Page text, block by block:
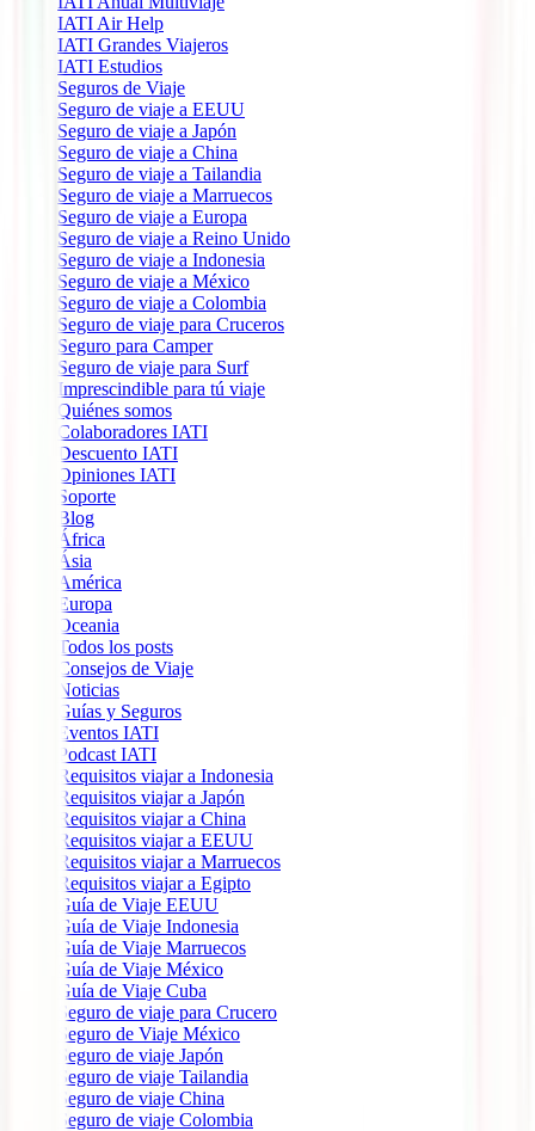
IATI Air Help
IATI Grandes Viajeros
IATI Estudios
Seguros de Viaje
Seguro de viaje a EEUU
Seguro de viaje a Japón
Seguro de viaje a China
Seguro de viaje a Tailandia
Seguro de viaje a Marruecos
Seguro de viaje a Europa
Seguro de viaje a Reino Unido
Seguro de viaje a Indonesia
Seguro de viaje a México
Seguro de viaje a Colombia
Seguro de viaje para Cruceros
Seguro para Camper
Seguro de viaje para Surf
Imprescindible para tú viaje
Quiénes somos
Colaboradores IATI
Descuento IATI
Opiniones IATI
Soporte
Blog
África
Ásia
América
Europa
Oceania
Todos los posts
Consejos de Viaje
Noticias
Guías y Seguros
Eventos IATI
Podcast IATI
Requisitos viajar a Indonesia
Requisitos viajar a Japón
Requisitos viajar a China
Requisitos viajar a EEUU
Requisitos viajar a Marruecos
Requisitos viajar a Egipto
Guía de Viaje EEUU
Guía de Viaje Indonesia
Guía de Viaje Marruecos
Guía de Viaje México
Guía de Viaje Cuba
Seguro de viaje para Crucero
Seguro de Viaje México
Seguro de viaje Japón
Seguro de viaje Tailandia
Seguro de viaje China
Seguro de viaje Colombia